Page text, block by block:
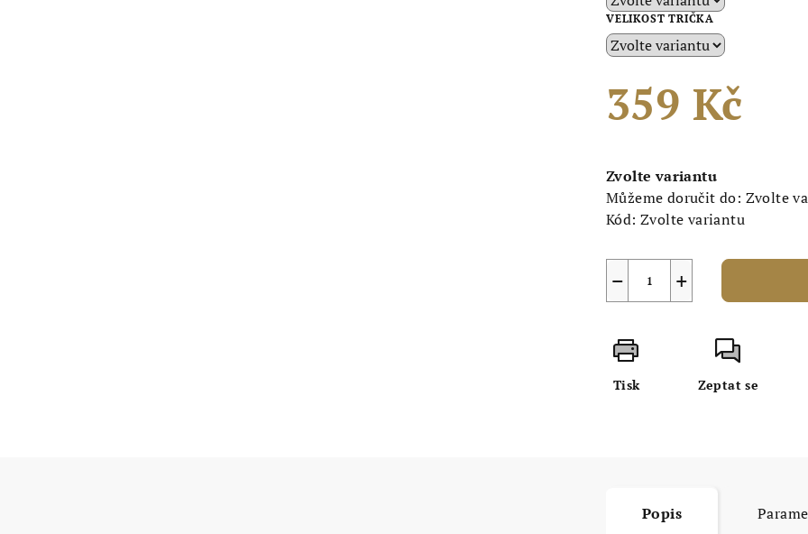
VELIKOST TRIČKA
359 Kč
cena:
Zvolte variantu
Můžeme doručit do: Zvolte
Kód: Zvolte variantu
+
−
Tisk Zeptat se
Popis